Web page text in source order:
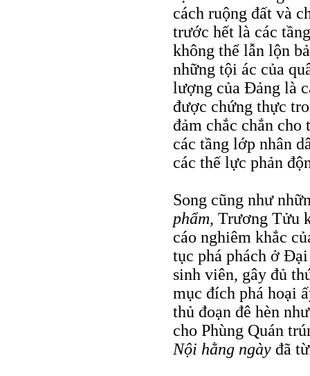
cách ruộng đất và
trước hết là các
không thể lẫn lộn
những tội ác của
lượng của Ðảng là
được chứng thực
đảm chắc chắn
các tầng lớp nhân
các thế lực phản
Song cũng như
phẩm, Trương Tửu
cáo nghiêm khắc
tục phá phách ở
sinh viên, gây đủ
mục đích phá hoại
thủ đoạn đê hèn
cho Phùng Quán
Nội hằng ngày đã